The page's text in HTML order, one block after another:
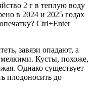
2 г в теплую воду
в 2024 и 2025 годах
Ctrl+Enter
завязи опадают, а
Кусты, похоже,
Однако существует
плодоносить до